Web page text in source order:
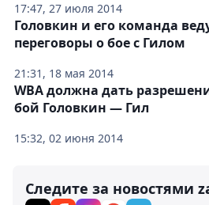
17:47, 27 июля 2014
21:31, 18 мая 2014
Головкин и его команда
переговоры о бое с Гилом
15:32, 02 июня 2014
WBA должна дать
бой Головкин — Гил
Следите за новостями